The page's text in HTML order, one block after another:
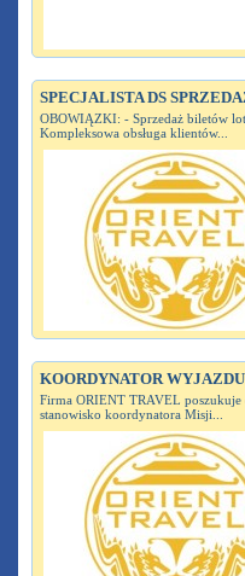
SPECJALISTA DS
OBOWIĄZKI: - Sprzedaż biletów
Kompleksowa obsługa klientów...
KOORDYNATOR
Firma ORIENT TRAVEL poszukuje
stanowisko koordynatora Misji...